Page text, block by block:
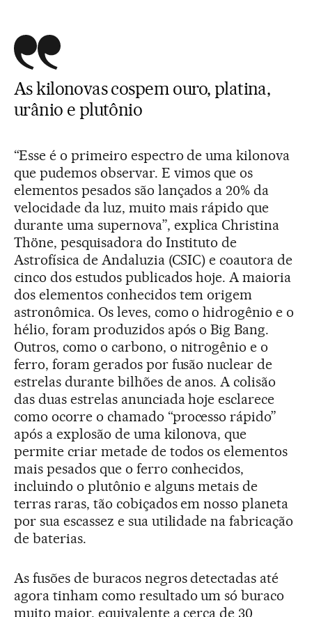
As kilonovas cospem ouro, platina,
urânio e plutônio
“Esse é o primeiro espectro de uma kilonova
que pudemos observar. E vimos que os
elementos pesados são lançados a 20% da
velocidade da luz, muito mais rápido que
durante uma supernova”, explica Christina
Thöne, pesquisadora do Instituto de
Astrofísica de Andaluzia (CSIC) e coautora de
cinco dos estudos publicados hoje. A maioria
dos elementos conhecidos tem origem
astronômica. Os leves, como o hidrogênio e o
hélio, foram produzidos após o Big Bang.
Outros, como o carbono, o nitrogênio e o
ferro, foram gerados por fusão nuclear de
estrelas durante bilhões de anos. A colisão
das duas estrelas anunciada hoje esclarece
como ocorre o chamado “processo rápido”
após a explosão de uma kilonova, que
permite criar metade de todos os elementos
mais pesados que o ferro conhecidos,
incluindo o plutônio e alguns metais de
terras raras, tão cobiçados em nosso planeta
por sua escassez e sua utilidade na fabricação
de baterias.
As fusões de buracos negros detectadas até
agora tinham como resultado um só buraco
muito maior, equivalente a cerca de 30